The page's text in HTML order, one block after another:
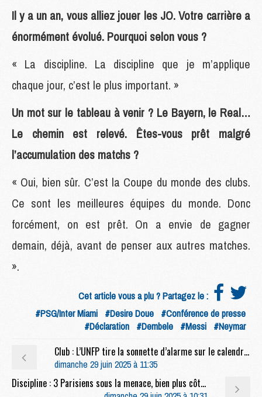
Il y a un an, vous alliez jouer les JO. Votre carrière a
énormément évolué. Pourquoi selon vous ?
« La discipline. La discipline que je m’applique
chaque jour, c’est le plus important. »
Un mot sur le tableau à venir ? Le Bayern, le Real…
Le chemin est relevé. Êtes-vous prêt malgré
l’accumulation des matchs ?
« Oui, bien sûr. C’est la Coupe du monde des clubs.
Ce sont les meilleures équipes du monde. Donc
forcément, on est prêt. On a envie de gagner
demain, déjà, avant de penser aux autres matches.
».
Cet article vous a plu ? Partagez le :
#PSG/Inter Miami #Desire Doue #Conférence de presse
#Déclaration #Dembele #Messi #Neymar
Club : L’UNFP tire la sonnette d’alarme sur le calendrier infernal du PSG
dimanche 29 juin 2025 à 11:35
Discipline : 3 Parisiens sous la menace, bien plus côté Miami